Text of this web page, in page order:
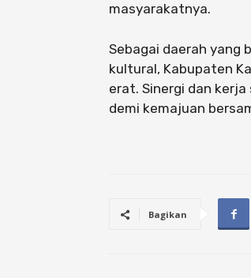
masyarakatnya.
Sebagai daerah yang
kultural, Kabupaten
erat. Sinergi dan
demi kemajuan
Bagikan